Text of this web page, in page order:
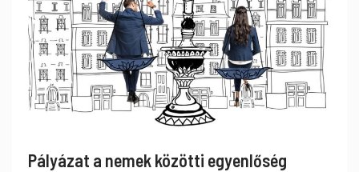
Pályázat a nemek közötti egyenlőség